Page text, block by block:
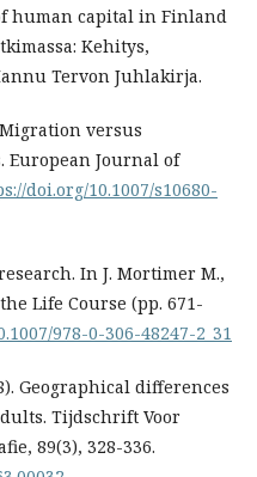
human capital in Finland
Kehitys,
Tervon Juhlakirja.
Migration versus
European Journal of
doi.org/10.1007/s10680-
In J. Mortimer M.,
Life Course (pp. 671-
978-0-306-48247-2_31
Geographical differences
Tijdschrift Voor
89(3), 328-336.